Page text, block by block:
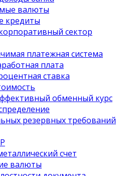
валюты
кредиты
сектор
платежная система
плата
ставка
обменный курс
резервных требований
счет
валюты